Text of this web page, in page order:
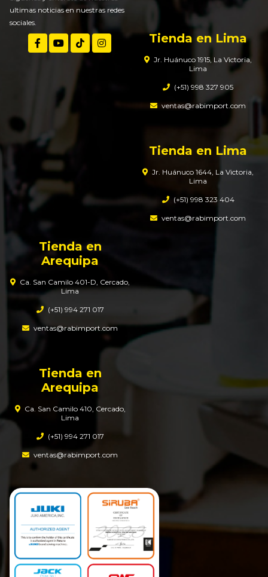
ultimas noticias en nuestras redes
sociales.
Tienda en Lima
Jr. Huánuco 1915, La Victoria,
Lima
(+51) 998 327 905
ventas@rabimport.com
Tienda en Lima
Jr. Huánuco 1644, La Victoria,
Lima
(+51) 998 323 404
ventas@rabimport.com
Tienda en
Arequipa
Ca. San Camilo 401-D, Cercado,
Lima
(+51) 994 271 017
ventas@rabimport.com
Tienda en
Arequipa
Ca. San Camilo 410, Cercado,
Lima
(+51) 994 271 017
ventas@rabimport.com